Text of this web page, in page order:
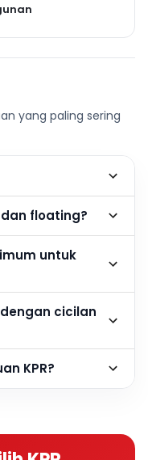
yang paling sering
floating?
untuk
cicilan
KPR?